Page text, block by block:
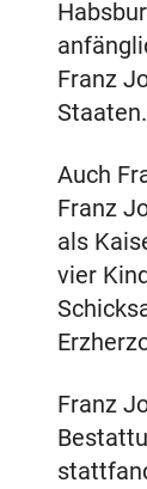
Franz
Staaten.
Auch
Franz
als
vier
Franz